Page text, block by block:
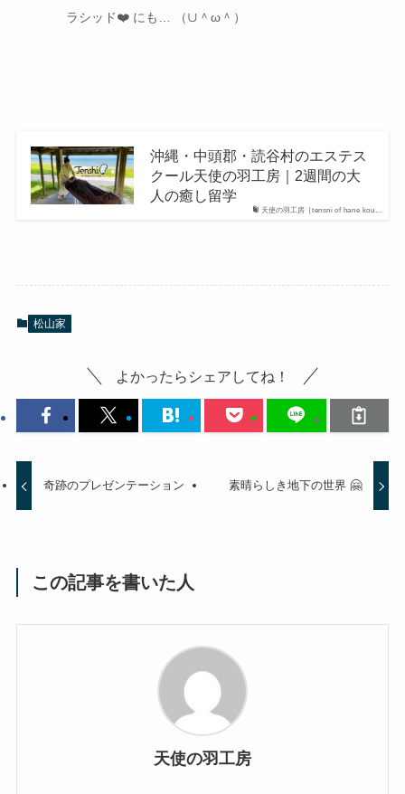
ラシッド❤️ にも… （∪＾ω ＾）
天使の羽工房［tensni of hane kou...
沖縄・中頭郡・読谷村のエステス
クール天使の羽工房｜2週間の大
人の癒し留学
松山家
よかったらシェアしてね！
奇跡のプレゼンテーション 素晴らしき地下の世界 🤗
この記事を書いた人
天使の羽工房